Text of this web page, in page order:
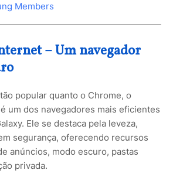
Members
– Um navegador
popular quanto o Chrome, o
é um dos navegadores mais eficientes
Ele se destaca pela leveza,
segurança, oferecendo recursos
anúncios, modo escuro, pastas
privada.